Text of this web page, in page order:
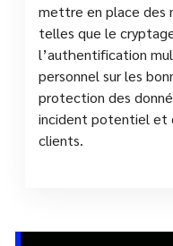
mettre en place des
telles que le
l’authentification
personnel sur les
protection des
incident potentiel et
clients.